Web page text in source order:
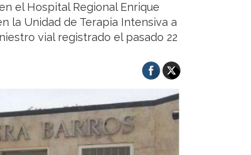
el Hospital Regional Enrique
la Unidad de Terapia Intensiva a
vial registrado el pasado 22